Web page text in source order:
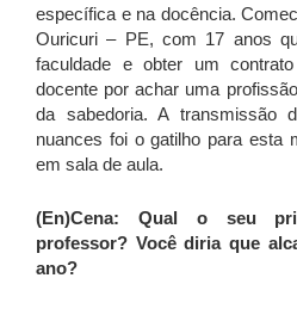
específica e na docência.
Ouricuri – PE, com 17 anos
faculdade e obter um
docente por achar uma
da sabedoria. A transmissão
nuances foi o gatilho para esta
em sala de aula.
(En)Cena: Qual o seu
professor? Você diria que
ano?